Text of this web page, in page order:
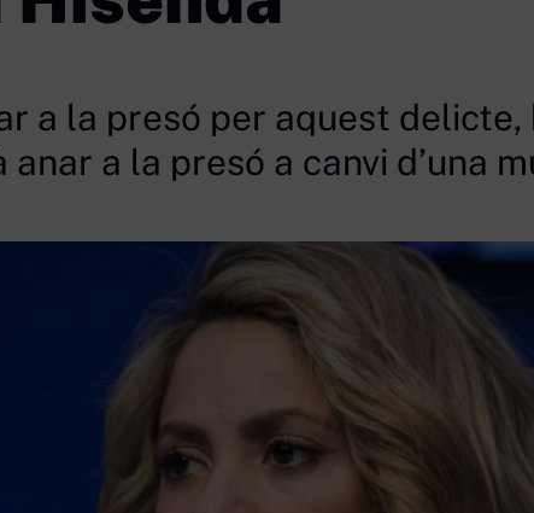
a la presó per aquest
a la presó a canvi d’una